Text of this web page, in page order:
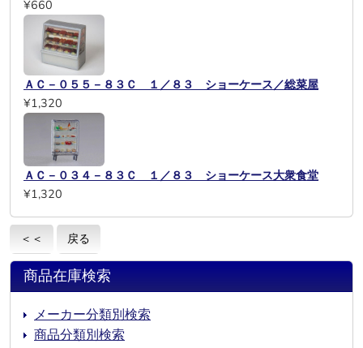
¥660
ＡＣ－０５５－８３Ｃ １／８３ ショーケース／総菜屋
¥1,320
ＡＣ－０３４－８３Ｃ １／８３ ショーケース大衆食堂
¥1,320
＜＜ 戻る
商品在庫検索
メーカー分類別検索
商品分類別検索